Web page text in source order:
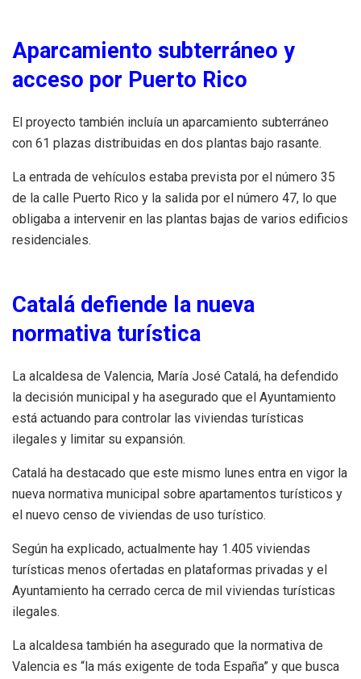
Aparcamiento subterráneo y
acceso por Puerto Rico
El proyecto también incluía un aparcamiento subterráneo
con 61 plazas distribuidas en dos plantas bajo rasante.
La entrada de vehículos estaba prevista por el número 35
de la calle Puerto Rico y la salida por el número 47, lo que
obligaba a intervenir en las plantas bajas de varios edificios
residenciales.
Catalá defiende la nueva
normativa turística
La alcaldesa de Valencia, María José Catalá, ha defendido
la decisión municipal y ha asegurado que el Ayuntamiento
está actuando para controlar las viviendas turísticas
ilegales y limitar su expansión.
Catalá ha destacado que este mismo lunes entra en vigor la
nueva normativa municipal sobre apartamentos turísticos y
el nuevo censo de viviendas de uso turístico.
Según ha explicado, actualmente hay 1.405 viviendas
turísticas menos ofertadas en plataformas privadas y el
Ayuntamiento ha cerrado cerca de mil viviendas turísticas
ilegales.
La alcaldesa también ha asegurado que la normativa de
Valencia es “la más exigente de toda España” y que busca